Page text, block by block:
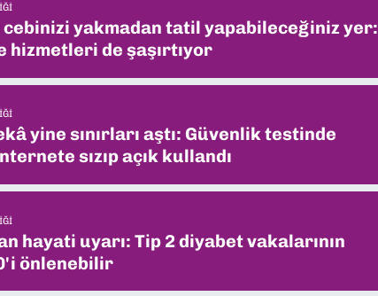
cebinizi yakmadan tatil yapabileceğiniz yer:
hizmetleri de şaşırtıyor
yine sınırları aştı: Güvenlik testinde
sızıp açık kullandı
hayati uyarı: Tip 2 diyabet vakalarının
önlenebilir